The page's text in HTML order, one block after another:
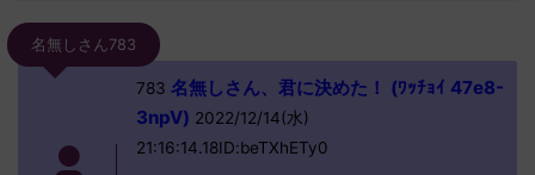
名無しさん783
783 名無しさん、君に決めた！ (ﾜｯﾁｮｲ 47e8-
3npV) 2022/12/14(水)
21:16:14.18ID:beTXhETy0